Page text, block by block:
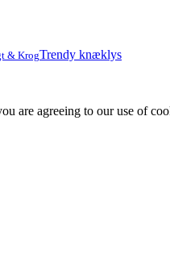
& KrogTrendy knæklys
are agreeing to our use of